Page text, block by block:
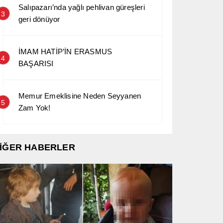
3
Salıpazarı’nda yağlı pehlivan güreşleri
geri dönüyor
4
İMAM HATİP’İN ERASMUS
BAŞARISI
5
Memur Emeklisine Neden Seyyanen
Zam Yok!
HABERLER